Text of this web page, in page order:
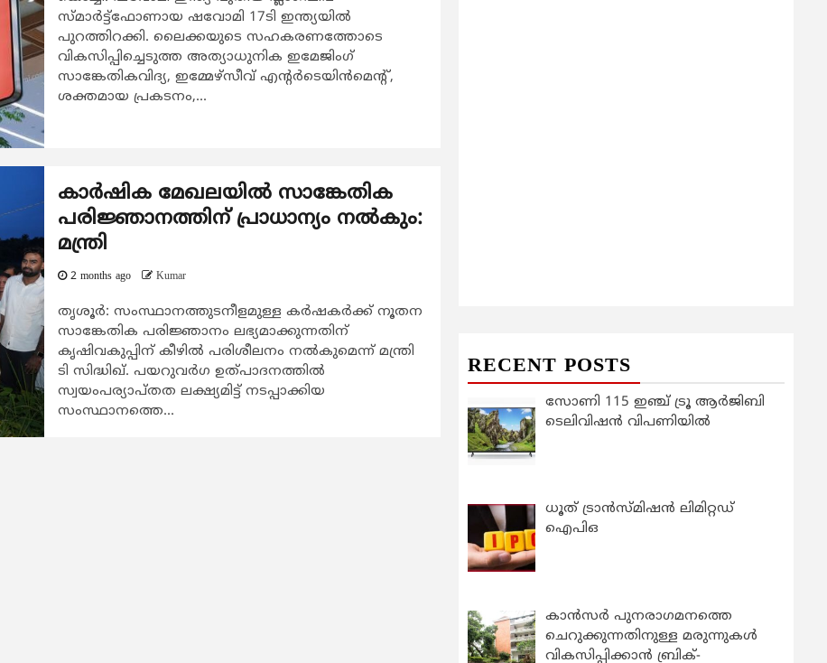
സ്മാര്‍ട്ട്‌ഫോണായ ഷവോമി 17ടി ഇന്ത്യയില്‍
പുറത്തിറക്കി. ലൈക്കയുടെ സഹകരണത്തോടെ
വികസിപ്പിച്ചെടുത്ത അത്യാധുനിക ഇമേജിംഗ്
സാങ്കേതികവിദ്യ, ഇമ്മേഴ്‌സീവ് എന്റര്‍ടെയിന്‍മെന്റ്,
ശക്തമായ പ്രകടനം,...
കാർഷിക മേഖലയിൽ സാങ്കേതിക
പരിജ്ഞാനത്തിന് പ്രാധാന്യം നൽകും:
മന്ത്രി
2 months ago Kumar
തൃശൂർ: സംസ്ഥാനത്തുടനീളമുള്ള കർഷകർക്ക് നൂതന
സാങ്കേതിക പരിജ്ഞാനം ലഭ്യമാക്കുന്നതിന്
കൃഷിവകുപ്പിന് കീഴിൽ പരിശീലനം നൽകുമെന്ന് മന്ത്രി
ടി സിദ്ധിഖ്. പയറുവർഗ ഉത്പാദനത്തിൽ
സ്വയംപര്യാപ്തത ലക്ഷ്യമിട്ട് നടപ്പാക്കിയ
സംസ്ഥാനത്തെ...
RECENT POSTS
സോണി 115 ഇഞ്ച് ട്രൂ ആർജിബി
ടെലിവിഷൻ വിപണിയിൽ
ധൂത് ട്രാൻസ്മിഷൻ ലിമിറ്റഡ്
ഐപിഒ
കാന്‍സര്‍ പുനരാഗമനത്തെ
ചെറുക്കുന്നതിനുള്ള മരുന്നുകള്‍
വികസിപ്പിക്കാന്‍ ബ്രിക്-